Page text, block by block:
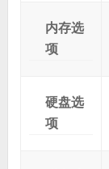
内存选
项
硬盘选
项